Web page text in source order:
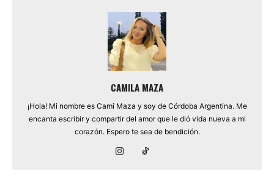
CAMILA MAZA
¡Hola! Mi nombre es Cami Maza y soy de Córdoba Argentina. Me
encanta escribir y compartir del amor que le dió vida nueva a mi
corazón. Espero te sea de bendición.